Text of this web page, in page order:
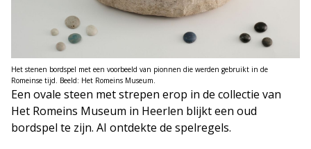
Het stenen bordspel met een voorbeeld van pionnen die werden gebruikt in de
Romeinse tijd. Beeld: Het Romeins Museum.
Een ovale steen met strepen erop in de collectie van
Het Romeins Museum in Heerlen blijkt een oud
bordspel te zijn. AI ontdekte de spelregels.